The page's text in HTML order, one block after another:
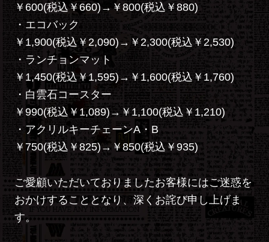
￥600(税込￥660)→￥800(税込￥880)
・エコバック
￥1,900(税込￥2,090)→￥2,300(税込￥2,530)
・ランチョンマット
￥1,450(税込￥1,595)→￥1,600(税込￥1,760)
・白雲石コースター
￥990(税込￥1,089)→￥1,100(税込￥1,210)
・アクリルキーチェーンA・B
￥750(税込￥825)→￥850(税込￥935)
ご愛顧いただいておりましたお客様にはご迷惑を
おかけすることとなり、深くお詫び申し上げま
す。